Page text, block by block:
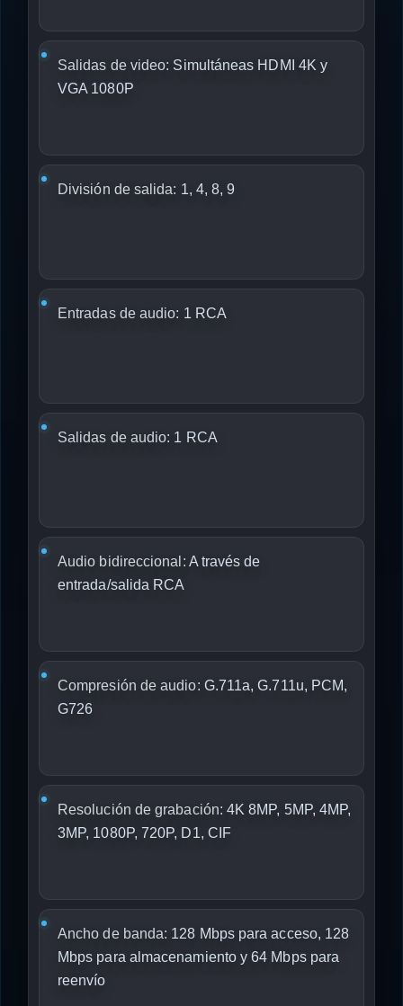
Salidas de video: Simultáneas HDMI 4K y
VGA 1080P
División de salida: 1, 4, 8, 9
Entradas de audio: 1 RCA
Salidas de audio: 1 RCA
Audio bidireccional: A través de
entrada/salida RCA
Compresión de audio: G.711a, G.711u, PCM,
G726
Resolución de grabación: 4K 8MP, 5MP, 4MP,
3MP, 1080P, 720P, D1, CIF
Ancho de banda: 128 Mbps para acceso, 128
Mbps para almacenamiento y 64 Mbps para
reenvío